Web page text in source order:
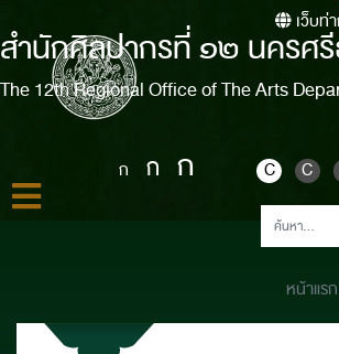
สำนักศิลปากรที่ ๑๒ นครศรี
The 12th Regional Office of The Arts
เว็บท่
ก ก ก C C
หน้าแรก